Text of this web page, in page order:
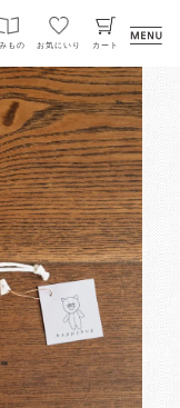
もの お気にいり カート